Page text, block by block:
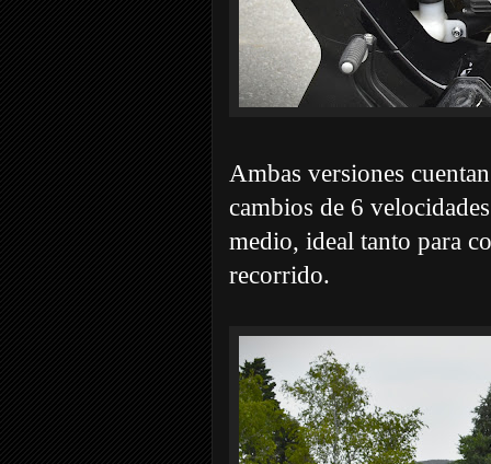
Ambas versiones
cambios de 6
medio, ideal tanto para
recorrido.